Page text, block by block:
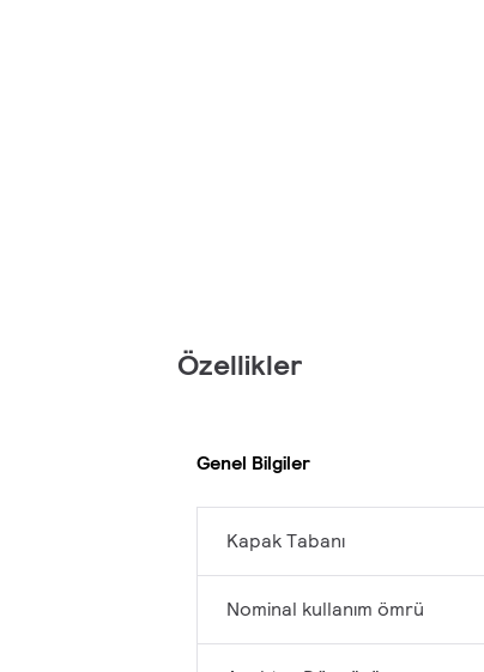
Özellikler
Genel Bilgiler
Kapak Tabanı
Nominal kullanım ömrü